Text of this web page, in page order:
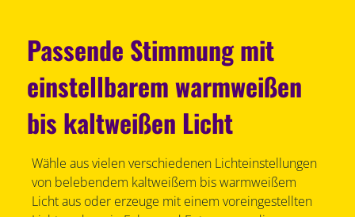
Passende Stimmung mit
einstellbarem warmweißen
bis kaltweißen Licht
Wähle aus vielen verschiedenen Lichteinstellungen
von belebendem kaltweißem bis warmweißem
Licht aus oder erzeuge mit einem voreingestellten